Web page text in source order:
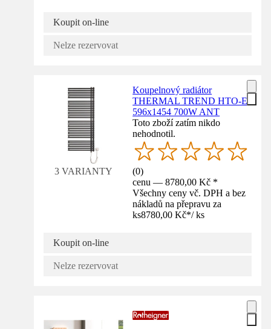
Koupit on-line
Nelze rezervovat
3 VARIANTY
Koupelnový radiátor
THERMAL TREND HTO-E
596x1454 700W ANT
Toto zboží zatím nikdo
nehodnotil.
(0)
cenu — 8780,00 Kč *
Všechny ceny vč. DPH a bez
nákladů na přepravu za
ks8780,00 Kč*/ ks
Koupit on-line
Nelze rezervovat